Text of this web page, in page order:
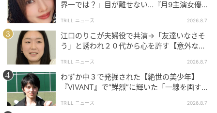
界一では？」目が離せない…『月9主演女優
TRILL ニュース 2026.8.7
江口のりこが夫婦役で共演→「友達いなさそ
う」と誘われ２０代から心を許す【意外な親
TRILL ニュース 2026.8.7
わずか中３で発掘された【絶世の美少年】
『VIVANT』で“鮮烈”に輝いた「一線を画す」
TRILL ニュース 2026.8.7